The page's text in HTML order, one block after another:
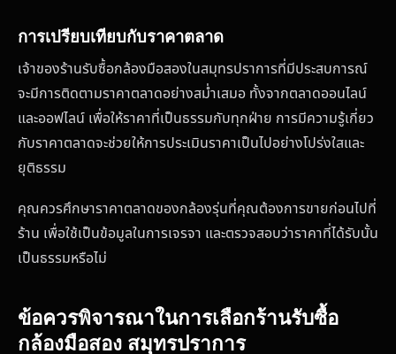
การเปรียบเทียบกับราคาตลาด
เจ้าของร้านรับซื้อกล้องมือสองในสมุทรปราการที่มีประสบการณ์
จะมีการติดตามราคาตลาดอย่างสม่ำเสมอ ทั้งจากตลาดออนไลน์
และออฟไลน์ เพื่อให้ราคาที่เป็นธรรมกับทุกฝ่าย การมีความรู้เกี่ยว
กับราคาตลาดจะช่วยให้การประเมินราคาเป็นไปอย่างโปร่งใสและ
ยุติธรรม
คุณควรศึกษาราคาตลาดของกล้องรุ่นที่คุณต้องการขายก่อนไปที่
ร้าน เพื่อใช้เป็นข้อมูลในการเจรจา และตรวจสอบว่าราคาที่ได้รับนั้น
เป็นธรรมหรือไม่
ข้อควรพิจารณาในการเลือกร้านรับซื้อ
กล้องมือสอง สมุทรปราการ